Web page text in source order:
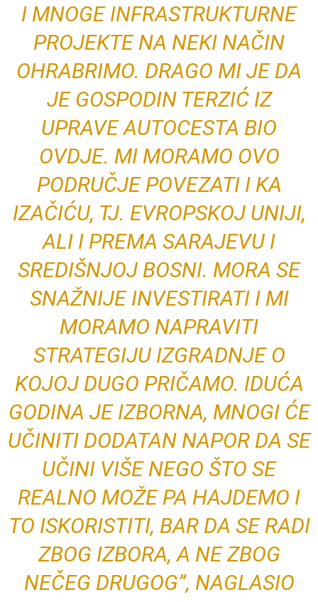
I MNOGE INFRASTRUKTURNE
PROJEKTE NA NEKI NAČIN
OHRABRIMO. DRAGO MI JE DA
JE GOSPODIN TERZIĆ IZ
UPRAVE AUTOCESTA BIO
OVDJE. MI MORAMO OVO
PODRUČJE POVEZATI I KA
IZAČIĆU, TJ. EVROPSKOJ UNIJI,
ALI I PREMA SARAJEVU I
SREDIŠNJOJ BOSNI. MORA SE
SNAŽNIJE INVESTIRATI I MI
MORAMO NAPRAVITI
STRATEGIJU IZGRADNJE O
KOJOJ DUGO PRIČAMO. IDUĆA
GODINA JE IZBORNA, MNOGI ĆE
UČINITI DODATAN NAPOR DA SE
UČINI VIŠE NEGO ŠTO SE
REALNO MOŽE PA HAJDEMO I
TO ISKORISTITI, BAR DA SE RADI
ZBOG IZBORA, A NE ZBOG
NEČEG DRUGOG”, NAGLASIO